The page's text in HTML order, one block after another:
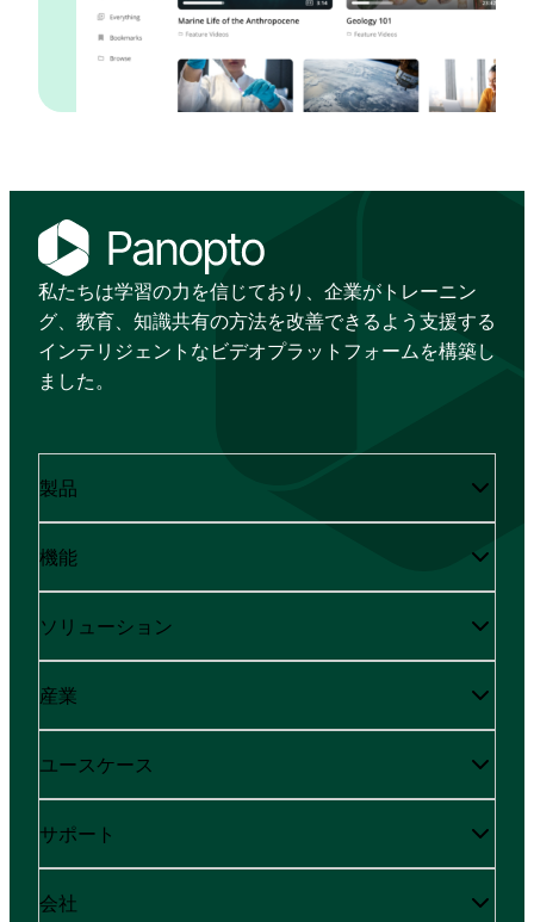
私たちは学習の力を信じており、企業がトレーニン
グ、教育、知識共有の方法を改善できるよう支援する
インテリジェントなビデオプラットフォームを構築し
ました。
製品
機能
ソリューション
産業
ユースケース
サポート
会社